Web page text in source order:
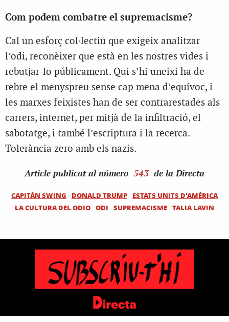
Com podem combatre el supremacisme?
Cal un esforç col·lectiu que exigeix analitzar
l’odi, reconèixer que està en les nostres vides i
rebutjar-lo públicament. Qui s’hi uneixi ha de
rebre el menyspreu sense cap mena d’equívoc, i
les marxes feixistes han de ser contrarestades als
carrers, internet, per mitjà de la infiltració, el
sabotatge, i també l’escriptura i la recerca.
Tolerància zero amb els nazis.
Article publicat al número 543 de la Directa
CAPITÁN SWING DONALD TRUMP
ESTATS UNITS D'AMÈRICA
LA CULTURA DEL ODIO ODI SUPREMACISME TALIA LAVIN